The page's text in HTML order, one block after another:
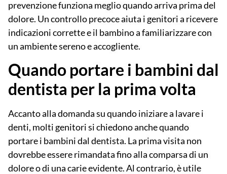
prevenzione funziona meglio quando arriva prima del
dolore. Un controllo precoce aiuta i genitori a ricevere
indicazioni corrette e il bambino a familiarizzare con
un ambiente sereno e accogliente.
Quando portare i bambini dal
dentista per la prima volta
Accanto alla domanda su quando iniziare a lavare i
denti, molti genitori si chiedono anchequando
portare i bambini dal dentista. La prima visita non
dovrebbe essere rimandata fino alla comparsa di un
dolore o di una carie evidente. Al contrario, è utile